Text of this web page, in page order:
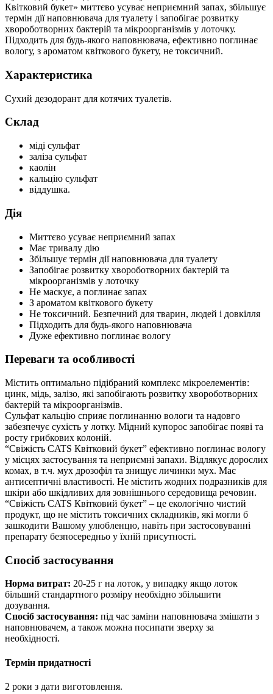
Квітковий букет» миттєво усуває неприємний запах, збільшує
термін дії наповнювача для туалету і запобігає розвитку
хвороботворних бактерій та мікроорганізмів у лоточку.
Підходить для будь-якого наповнювача, ефективно поглинає
вологу, з ароматом квіткового букету, не токсичний.
Характеристика
Сухий дезодорант для котячих туалетів.
Склад
міді сульфат
заліза сульфат
каолін
кальцію сульфат
віддушка.
Дія
Миттєво усуває неприємний запах
Має тривалу дію
Збільшує термін дії наповнювача для туалету
Запобігає розвитку хвороботворних бактерій та
мікроорганізмів у лоточку
Не маскує, а поглинає запах
З ароматом квіткового букету
Не токсичний. Безпечний для тварин, людей і довкілля
Підходить для будь-якого наповнювача
Дуже ефективно поглинає вологу
Переваги та особливості
Містить оптимально підібраний комплекс мікроелементів:
цинк, мідь, залізо, які запобігають розвитку хвороботворних
бактерій та мікроорганізмів.
Сульфат кальцію сприяє поглинанню вологи та надовго
забезпечує сухість у лотку. Мідний купорос запобігає появі та
росту грибкових колоній.
“Свіжість CATS Квітковий букет” ефективно поглинає вологу
у місцях застосування та неприємні запахи. Відлякує дорослих
комах, в т.ч. мух дрозофіл та знищує личинки мух. Має
антисептичні властивості. Не містить жодних подразників для
шкіри або шкідливих для зовнішнього середовища речовин.
“Свіжість CATS Квітковий букет” – це екологічно чистий
продукт, що не містить токсичних складників, які могли б
зашкодити Вашому улюбленцю, навіть при застосовуванні
препарату безпосередньо у їхній присутності.
Спосіб застосування
Норма витрат: 20-25 г на лоток, у випадку якщо лоток
більший стандартного розміру необхідно збільшити
дозування.
Спосіб застосування: під час заміни наповнювача змішати з
наповнювачем, а також можна посипати зверху за
необхідності.
Термін придатності
2 роки з дати виготовлення.